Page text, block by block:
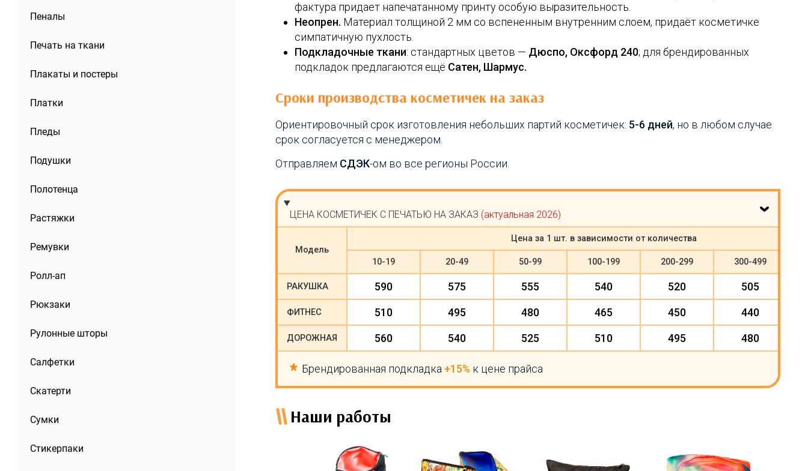
Пеналы
Печать на ткани
Плакаты и постеры
Платки
Пледы
Подушки
Полотенца
Растяжки
Ремувки
Ролл-ап
Рюкзаки
Рулонные шторы
Салфетки
Скатерти
Сумки
Стикерпаки
фактура придает напечатанному принту особую выразительность.
Неопрен. Материал толщиной 2 мм со вспененным внутренним слоем, придаёт косметичке
симпатичную пухлость.
Подкладочные ткани: стандартных цветов — Дюспо, Оксфорд 240; для брендированных
подкладок предлагаются ещё Сатен, Шармус.
Сроки производства косметичек на заказ
Ориентировочный срок изготовления небольших партий косметичек: 5-6 дней, но в любом случае
срок согласуется с менеджером.
Отправляем СДЭК-ом во все регионы России.
ЦЕНА КОСМЕТИЧЕК С ПЕЧАТЬЮ НА ЗАКАЗ (актуальная 2026)
Модель
Цена за 1 шт. в зависимости от количества
10-19 20-49 50-99 100-199 200-299 300-499
РАКУШКА 590 575 555 540 520 505
ФИТНЕС 510 495 480 465 450 440
ДОРОЖНАЯ 560 540 525 510 495 480
Брендированная подкладка +15% к цене прайса
Наши работы